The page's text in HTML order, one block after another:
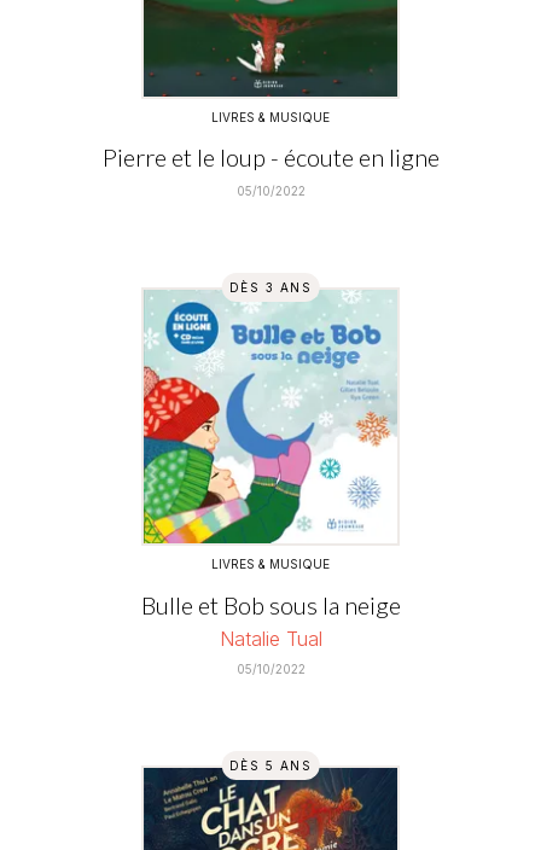
LIVRES & MUSIQUE
Pierre et le loup - écoute en ligne
05/10/2022
DÈS 3 ANS
LIVRES & MUSIQUE
Bulle et Bob sous la neige
Natalie Tual
05/10/2022
DÈS 5 ANS